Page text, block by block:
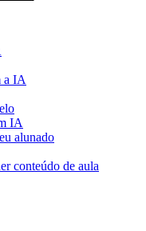
a IA
IA
alunado
conteúdo de aula